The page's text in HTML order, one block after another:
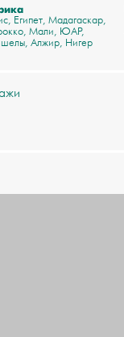
Египет Мадагаскар
Мали ЮАР
Алжир Нигер